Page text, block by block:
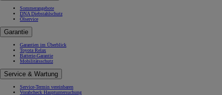
Sommerangebote
DNA Diebstahlschutz
Ölservice
Garantie
Garantien im Überblick
Toyota Relax
Batterie-Garantie
Mobilitätsschutz
Service & Wartung
Service-Termin vereinbaren
Vorabcheck Hauptuntersuchung